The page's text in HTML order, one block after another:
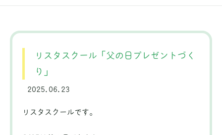
リスタスクール「父の日プレゼントづく
り」
2025.06.23
リスタスクールです。